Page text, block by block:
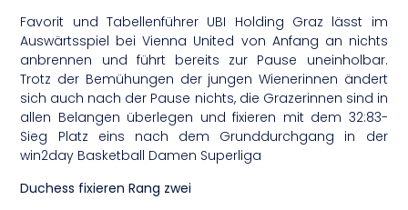
Favorit und Tabellenführer UBI Holding Graz lässt im
Auswärtsspiel bei Vienna United von Anfang an nichts
anbrennen und führt bereits zur Pause uneinholbar.
Trotz der Bemühungen der jungen Wienerinnen ändert
sich auch nach der Pause nichts, die Grazerinnen sind in
allen Belangen überlegen und fixieren mit dem 32:83-
Sieg Platz eins nach dem Grunddurchgang in der
win2day Basketball Damen Superliga
Duchess fixieren Rang zwei